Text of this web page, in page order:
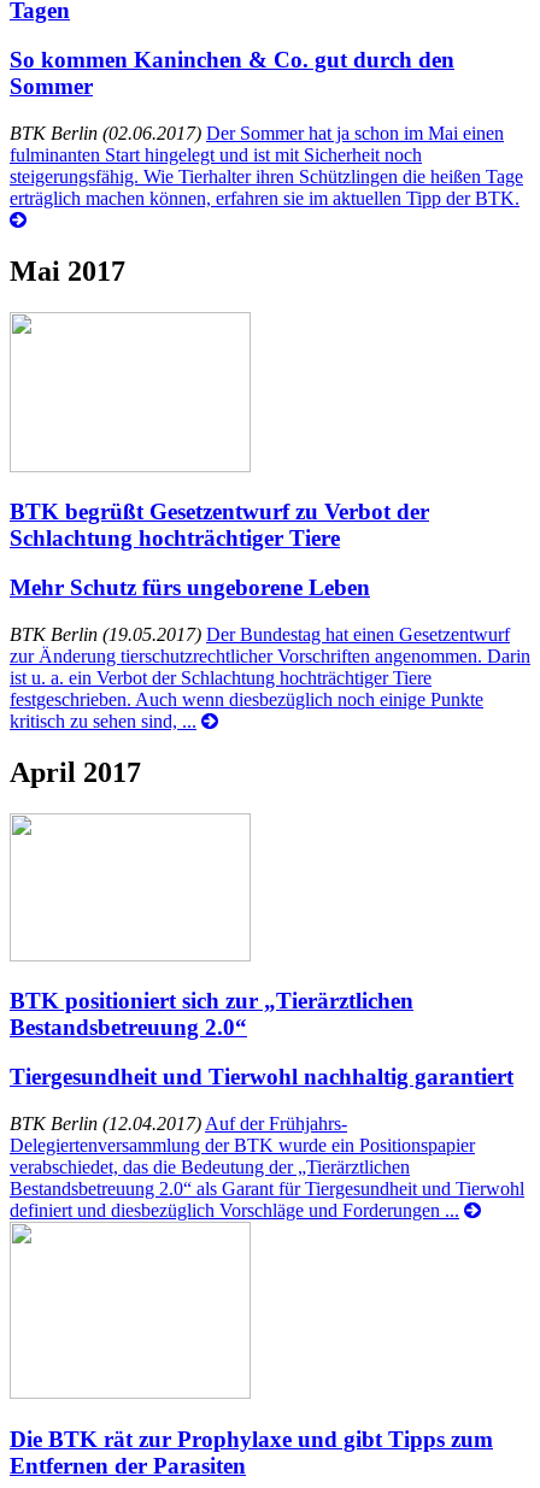
Tagen
So kommen Kaninchen & Co. gut durch den
Sommer
BTK Berlin (02.06.2017) Der Sommer hat ja schon im Mai einen
fulminanten Start hingelegt und ist mit Sicherheit noch
steigerungsfähig. Wie Tierhalter ihren Schützlingen die heißen Tage
erträglich machen können, erfahren sie im aktuellen Tipp der BTK.
Mai 2017
BTK begrüßt Gesetzentwurf zu Verbot der
Schlachtung hochträchtiger Tiere
Mehr Schutz fürs ungeborene Leben
BTK Berlin (19.05.2017) Der Bundestag hat einen Gesetzentwurf
zur Änderung tierschutzrechtlicher Vorschriften angenommen. Darin
ist u. a. ein Verbot der Schlachtung hochträchtiger Tiere
festgeschrieben. Auch wenn diesbezüglich noch einige Punkte
kritisch zu sehen sind, ...
April 2017
BTK positioniert sich zur „Tierärztlichen
Bestandsbetreuung 2.0“
Tiergesundheit und Tierwohl nachhaltig garantiert
BTK Berlin (12.04.2017) Auf der Frühjahrs-
Delegiertenversammlung der BTK wurde ein Positionspapier
verabschiedet, das die Bedeutung der „Tierärztlichen
Bestandsbetreuung 2.0“ als Garant für Tiergesundheit und Tierwohl
definiert und diesbezüglich Vorschläge und Forderungen ...
Die BTK rät zur Prophylaxe und gibt Tipps zum
Entfernen der Parasiten